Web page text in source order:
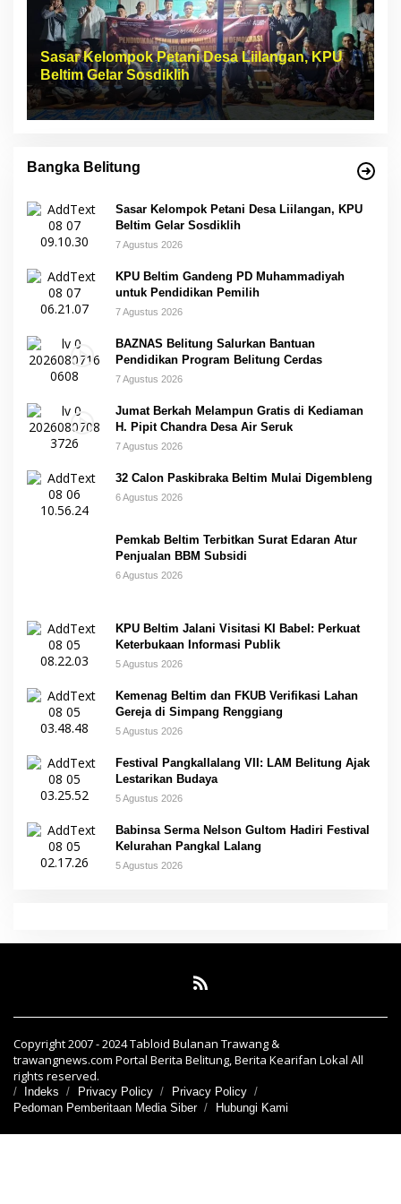
Sasar Kelompok Petani Desa Liilangan, KPU
Beltim Gelar Sosdiklih
Bangka Belitung
Sasar Kelompok Petani Desa Liilangan, KPU
Beltim Gelar Sosdiklih
7 Agustus 2026
KPU Beltim Gandeng PD Muhammadiyah
untuk Pendidikan Pemilih
7 Agustus 2026
BAZNAS Belitung Salurkan Bantuan
Pendidikan Program Belitung Cerdas
7 Agustus 2026
Jumat Berkah Melampun Gratis di Kediaman
H. Pipit Chandra Desa Air Seruk
7 Agustus 2026
32 Calon Paskibraka Beltim Mulai Digembleng
6 Agustus 2026
Pemkab Beltim Terbitkan Surat Edaran Atur
Penjualan BBM Subsidi
6 Agustus 2026
Keterbukaan Informasi Publik
5 Agustus 2026
Kemenag Beltim dan FKUB Verifikasi Lahan
Gereja di Simpang Renggiang
5 Agustus 2026
Festival Pangkallalang VII: LAM Belitung Ajak
Lestarikan Budaya
5 Agustus 2026
Babinsa Serma Nelson Gultom Hadiri Festival
Kelurahan Pangkal Lalang
5 Agustus 2026
Copyright 2007 - 2024 Tabloid Bulanan Trawang &
trawangnews.com Portal Berita Belitung, Berita Kearifan Lokal All
rights reserved.
Indeks Privacy Policy
Privacy Policy
Pedoman Pemberitaan Media Siber
Hubungi Kami